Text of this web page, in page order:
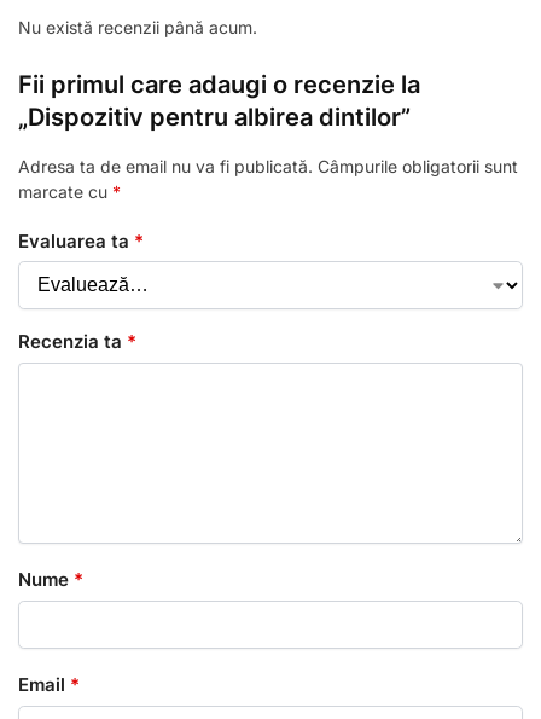
Nu există recenzii până acum.
Fii primul care adaugi o recenzie la
„Dispozitiv pentru albirea dintilor”
Adresa ta de email nu va fi publicată. Câmpurile obligatorii sunt
marcate cu *
Evaluarea ta *
Recenzia ta *
Nume *
Email *